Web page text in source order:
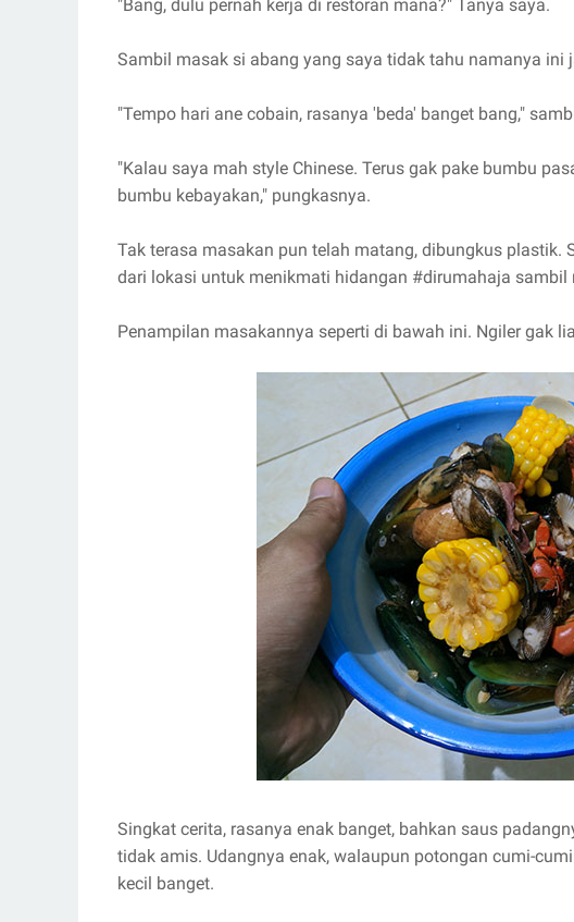
"Bang, dulu pernah kerja di restoran mana?" Tanya saya.
Sambil masak si abang yang saya tidak tahu namanya ini
"Tempo hari ane cobain, rasanya 'beda' banget bang,"
"Kalau saya mah style Chinese. Terus gak pake bumbu
bumbu kebayakan," pungkasnya.
Tak terasa masakan pun telah matang, dibungkus plastik.
dari lokasi untuk menikmati hidangan #dirumahaja sambil
Penampilan masakannya seperti di bawah ini. Ngiler gak
Singkat cerita, rasanya enak banget, bahkan saus
tidak amis. Udangnya enak, walaupun potongan cumi-
kecil banget.